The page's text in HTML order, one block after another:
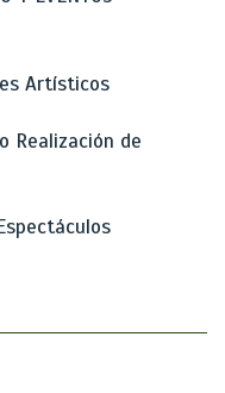
Artísticos
Realización de